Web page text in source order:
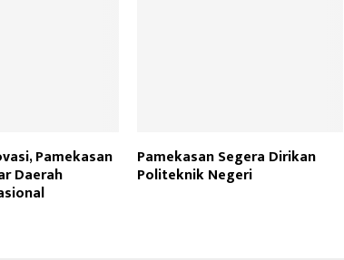
Pamekasan
Daerah
Pamekasan Segera Dirikan
Politeknik Negeri